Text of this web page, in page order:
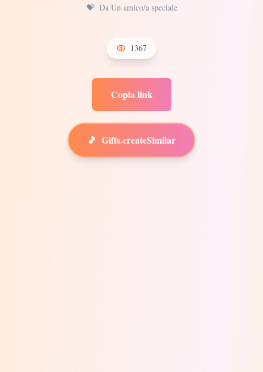
💝 Da Un amico/a speciale
1367
Copia link
🎵 Gifts.createSimilar